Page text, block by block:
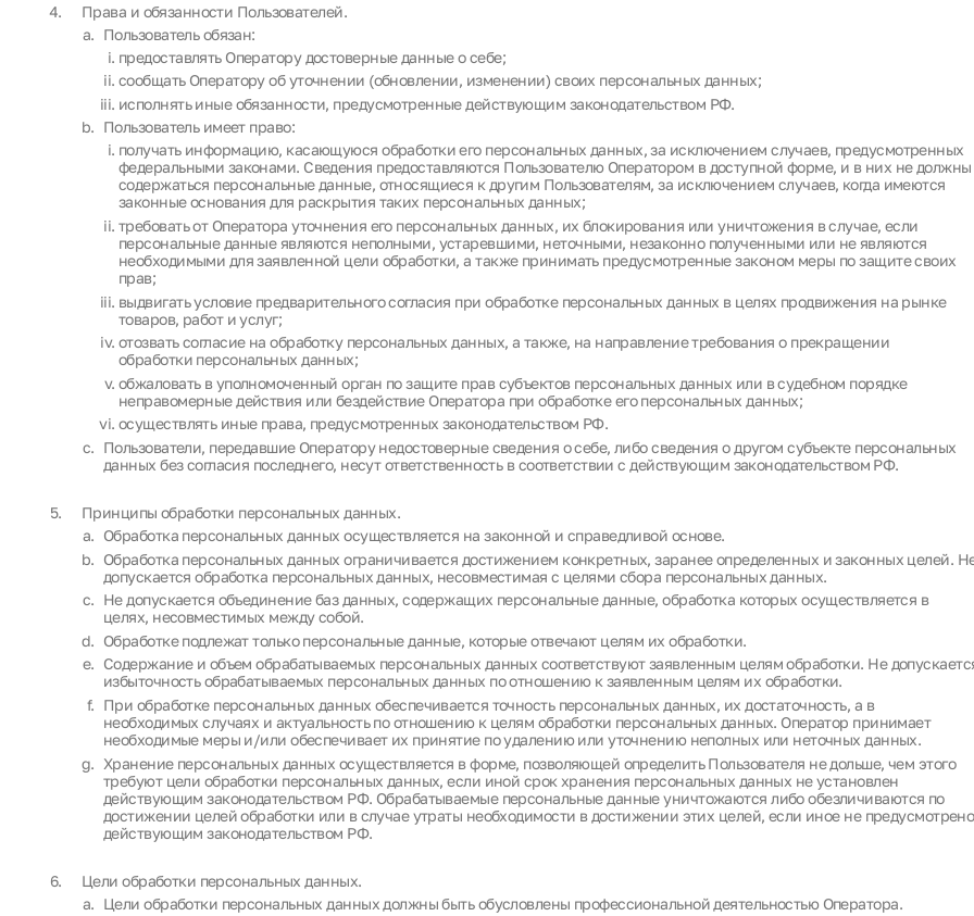
Права и обязанности Пользователей.
Пользователь обязан:
предоставлять Оператору достоверные данные о себе;
сообщать Оператору об уточнении (обновлении, изменении) своих персональных данных;
исполнять иные обязанности, предусмотренные действующим законодательством РФ.
Пользователь имеет право:
получать информацию, касающуюся обработки его персональных данных, за исключением случаев, предусмотренных
федеральными законами. Сведения предоставляются Пользователю Оператором в доступной форме, и в них не должны
содержаться персональные данные, относящиеся к другим Пользователям, за исключением случаев, когда имеются
законные основания для раскрытия таких персональных данных;
требовать от Оператора уточнения его персональных данных, их блокирования или уничтожения в случае, если
персональные данные являются неполными, устаревшими, неточными, незаконно полученными или не являются
необходимыми для заявленной цели обработки, а также принимать предусмотренные законом меры по защите своих
прав;
выдвигать условие предварительного согласия при обработке персональных данных в целях продвижения на рынке
товаров, работ и услуг;
отозвать согласие на обработку персональных данных, а также, на направление требования о прекращении
обработки персональных данных;
обжаловать в уполномоченный орган по защите прав субъектов персональных данных или в судебном порядке
неправомерные действия или бездействие Оператора при обработке его персональных данных;
осуществлять иные права, предусмотренных законодательством РФ.
Пользователи, передавшие Оператору недостоверные сведения о себе, либо сведения о другом субъекте персональных
данных без согласия последнего, несут ответственность в соответствии с действующим законодательством РФ.
Принципы обработки персональных данных.
Обработка персональных данных осуществляется на законной и справедливой основе.
Обработка персональных данных ограничивается достижением конкретных, заранее определенных и законных целей.
допускается обработка персональных данных, несовместимая с целями сбора персональных данных.
Не допускается объединение баз данных, содержащих персональные данные, обработка которых осуществляется в
целях, несовместимых между собой.
Обработке подлежат только персональные данные, которые отвечают целям их обработки.
Содержание и объем обрабатываемых персональных данных соответствуют заявленным целям обработки. Не
избыточность обрабатываемых персональных данных по отношению к заявленным целям их обработки.
При обработке персональных данных обеспечивается точность персональных данных, их достаточность, а в
необходимых случаях и актуальность по отношению к целям обработки персональных данных. Оператор принимает
необходимые меры и/или обеспечивает их принятие по удалению или уточнению неполных или неточных данных.
Хранение персональных данных осуществляется в форме, позволяющей определить Пользователя не дольше, чем этого
требуют цели обработки персональных данных, если иной срок хранения персональных данных не установлен
действующим законодательством РФ. Обрабатываемые персональные данные уничтожаются либо обезличиваются по
достижении целей обработки или в случае утраты необходимости в достижении этих целей, если иное не предусмотрено
действующим законодательством РФ.
Цели обработки персональных данных.
Цели обработки персональных данных должны быть обусловлены профессиональной деятельностью Оператора.